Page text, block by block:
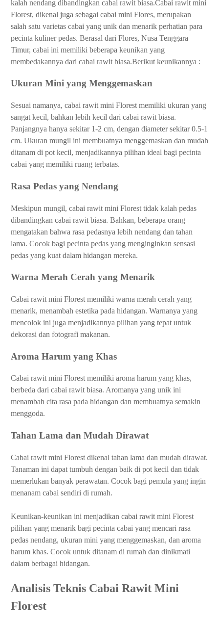
kalah nendang dibandingkan cabai rawit biasa.Cabai rawit mini
Florest, dikenal juga sebagai cabai mini Flores, merupakan
salah satu varietas cabai yang unik dan menarik perhatian para
pecinta kuliner pedas. Berasal dari Flores, Nusa Tenggara
Timur, cabai ini memiliki beberapa keunikan yang
membedakannya dari cabai rawit biasa.Berikut keunikannya :
Ukuran Mini yang Menggemaskan
Sesuai namanya, cabai rawit mini Florest memiliki ukuran yang
sangat kecil, bahkan lebih kecil dari cabai rawit biasa.
Panjangnya hanya sekitar 1-2 cm, dengan diameter sekitar 0.5-1
cm. Ukuran mungil ini membuatnya menggemaskan dan mudah
ditanam di pot kecil, menjadikannya pilihan ideal bagi pecinta
cabai yang memiliki ruang terbatas.
Rasa Pedas yang Nendang
Meskipun mungil, cabai rawit mini Florest tidak kalah pedas
dibandingkan cabai rawit biasa. Bahkan, beberapa orang
mengatakan bahwa rasa pedasnya lebih nendang dan tahan
lama. Cocok bagi pecinta pedas yang menginginkan sensasi
pedas yang kuat dalam hidangan mereka.
Warna Merah Cerah yang Menarik
Cabai rawit mini Florest memiliki warna merah cerah yang
menarik, menambah estetika pada hidangan. Warnanya yang
mencolok ini juga menjadikannya pilihan yang tepat untuk
dekorasi dan fotografi makanan.
Aroma Harum yang Khas
Cabai rawit mini Florest memiliki aroma harum yang khas,
berbeda dari cabai rawit biasa. Aromanya yang unik ini
menambah cita rasa pada hidangan dan membuatnya semakin
menggoda.
Tahan Lama dan Mudah Dirawat
Cabai rawit mini Florest dikenal tahan lama dan mudah dirawat.
Tanaman ini dapat tumbuh dengan baik di pot kecil dan tidak
memerlukan banyak perawatan. Cocok bagi pemula yang ingin
menanam cabai sendiri di rumah.
Keunikan-keunikan ini menjadikan cabai rawit mini Florest
pilihan yang menarik bagi pecinta cabai yang mencari rasa
pedas nendang, ukuran mini yang menggemaskan, dan aroma
harum khas. Cocok untuk ditanam di rumah dan dinikmati
dalam berbagai hidangan.
Analisis Teknis Cabai Rawit Mini
Florest